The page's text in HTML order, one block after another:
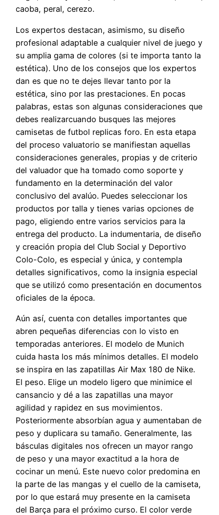
caoba, peral, cerezo.
Los expertos destacan, asimismo, su diseño
profesional adaptable a cualquier nivel de juego y
su amplia gama de colores (si te importa tanto la
estética). Uno de los consejos que los expertos
dan es que no te dejes llevar tanto por la
estética, sino por las prestaciones. En pocas
palabras, estas son algunas consideraciones que
debes realizarcuando busques las mejores
camisetas de futbol replicas foro. En esta etapa
del proceso valuatorio se manifiestan aquellas
consideraciones generales, propias y de criterio
del valuador que ha tomado como soporte y
fundamento en la determinación del valor
conclusivo del avalúo. Puedes seleccionar los
productos por talla y tienes varias opciones de
pago, eligiendo entre varios servicios para la
entrega del producto. La indumentaria, de diseño
y creación propia del Club Social y Deportivo
Colo-Colo, es especial y única, y contempla
detalles significativos, como la insignia especial
que se utilizó como presentación en documentos
oficiales de la época.
Aún así, cuenta con detalles importantes que
abren pequeñas diferencias con lo visto en
temporadas anteriores. El modelo de Munich
cuida hasta los más mínimos detalles. El modelo
se inspira en las zapatillas Air Max 180 de Nike.
El peso. Elige un modelo ligero que minimice el
cansancio y dé a las zapatillas una mayor
agilidad y rapidez en sus movimientos.
Posteriormente absorbían agua y aumentaban de
peso y duplicara su tamaño. Generalmente, las
básculas digitales nos ofrecen un mayor rango
de peso y una mayor exactitud a la hora de
cocinar un menú. Este nuevo color predomina en
la parte de las mangas y el cuello de la camiseta,
por lo que estará muy presente en la camiseta
del Barça para el próximo curso. El color verde